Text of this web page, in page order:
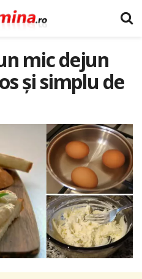
mic dejun
și simplu de